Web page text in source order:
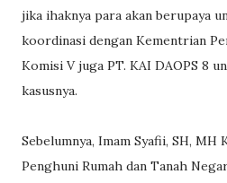
jika ihaknya para akan berupaya
koordinasi dengan Kementrian
Komisi V juga PT. KAI DAOPS 8
kasusnya.
Sebelumnya, Imam Syafii, SH, MH
Penghuni Rumah dan Tanah